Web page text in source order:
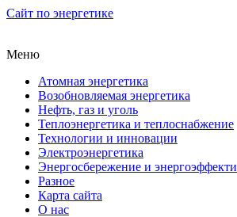
Сайт по энергетике
Меню
Атомная энергетика
Возобновляемая энергетика
Нефть, газ и уголь
Теплоэнергетика и теплоснабжение
Технологии и инновации
Электроэнергетика
Энергосбережение и
Разное
Карта сайта
О нас